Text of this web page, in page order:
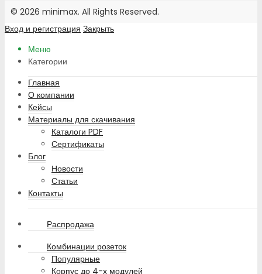
© 2026 minimax. All Rights Reserved.
Вход и регистрация Закрыть
Меню
Категории
Главная
О компании
Кейсы
Материалы для скачивания
Каталоги PDF
Сертификаты
Блог
Новости
Статьи
Контакты
Распродажа
Комбинации розеток
Популярные
Корпус до 4-х модулей